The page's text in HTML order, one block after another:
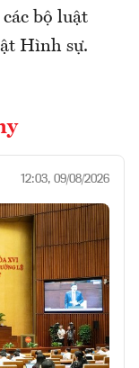
bộ luật
Hình sự.
12:03, 09/08/2026